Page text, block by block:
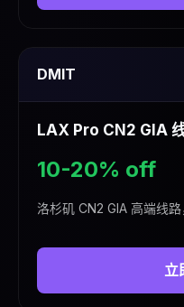
DMIT
LAX Pro CN2 GIA
10-20% off
洛杉矶 CN2 GIA 高端线
立